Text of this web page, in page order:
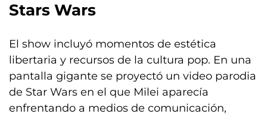
Stars Wars
El show incluyó momentos de estética
libertaria y recursos de la cultura pop. En una
pantalla gigante se proyectó un video parodia
de Star Wars en el que Milei aparecía
enfrentando a medios de comunicación,